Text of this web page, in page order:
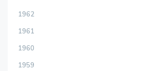
1962
1961
1960
1959